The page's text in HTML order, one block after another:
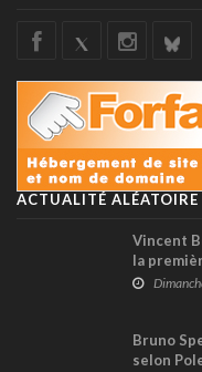
ACTUALITÉ ALÉATOIRE
Vincent
la
Bruno
selon